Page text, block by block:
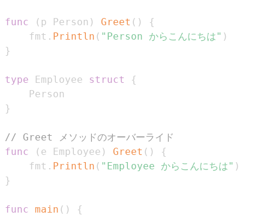
func ( p Person ) Greet ( )
{
    fmt
. Println ( "Person からこんにちは" )
}
type Employee struct
{
}
// Greet メソッドのオーバーライド
func
( e Employee ) Greet ( )
{
    fmt
. Println ( "Employee からこんにちは" )
}
func main ( ) {